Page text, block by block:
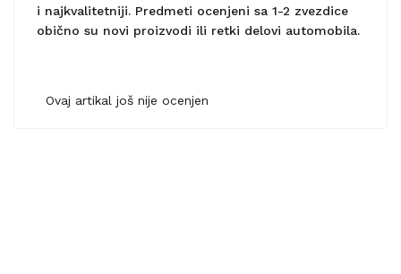
i najkvalitetniji. Predmeti ocenjeni sa 1-2 zvezdice
obično su novi proizvodi ili retki delovi automobila.
Ovaj artikal još nije ocenjen